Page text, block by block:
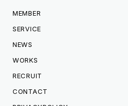
MEMBER
SERVICE
NEWS
WORKS
RECRUIT
CONTACT